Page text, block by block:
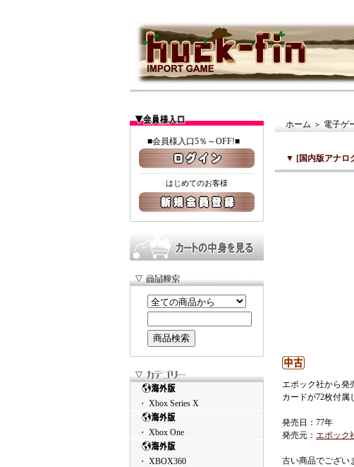
■会員様入口5％～OFF!■
はじめてのお客様
・ Xbox Series X
・ Xbox One
・ XBOX360
ホーム ＞ 電子ゲ
▼ [国内版アナロ
エポック社から発
カードが72枚付属
発売日：77年
発売元： エポック
古い商品でござい